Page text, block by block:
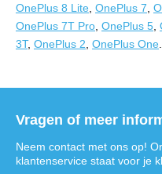
OnePlus 8 Lite OnePlus 7
OnePlus 7T Pro OnePlus 5
3T, OnePlus 2 OnePlus One
Vragen of meer
Neem contact met ons op!
klantenservice staat voor je